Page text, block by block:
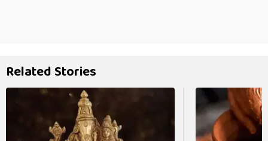
Related Stories